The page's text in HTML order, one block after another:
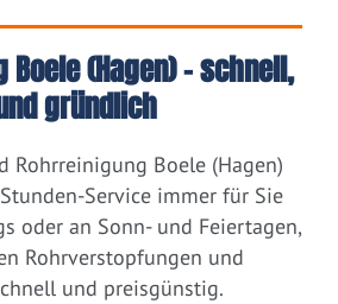
(Hagen) – schnell,
gründlich
Rohrreinigung Boele (Hagen)
Service immer für Sie
oder an Sonn- und Feiertagen,
Rohrverstopfungen und
und preisgünstig.